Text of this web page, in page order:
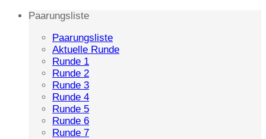
Paarungsliste
Paarungsliste
Aktuelle Runde
Runde 1
Runde 2
Runde 3
Runde 4
Runde 5
Runde 6
Runde 7